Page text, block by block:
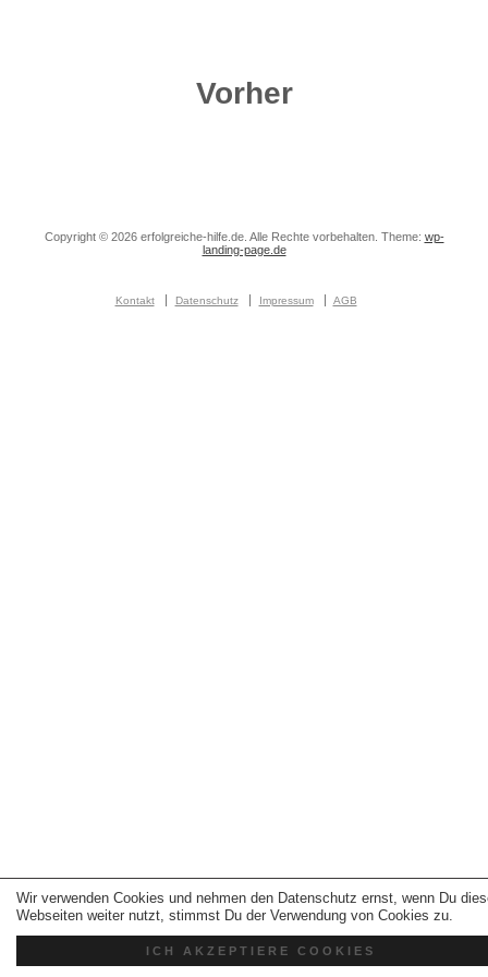
Wir verwenden Cookies und nehmen den Datenschutz ernst, wenn Du
Webseiten weiter nutzt, stimmst Du der Verwendung von Cookies zu.
ICH AKZEPTIERE COOKIES
Vorher
Copyright © 2026 erfolgreiche-hilfe.de. Alle Rechte vorbehalten. Theme: wp-
landing-page.de
Kontakt Datenschutz Impressum AGB